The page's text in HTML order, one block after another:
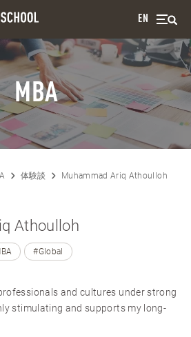
EN
MBA
体験談 Muhammad Ariq Athoulloh
Athoulloh
#Global
and cultures under strong
stimulating and supports my long-